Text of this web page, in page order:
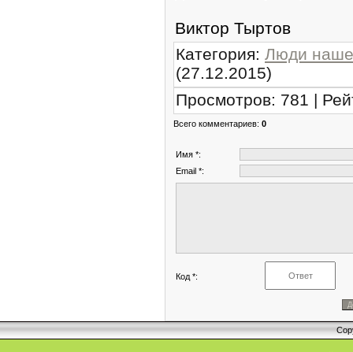
Виктор Тыртов
Категория: Люди
(27.12.2015)
Просмотров: 781 |
Всего комментариев: 0
Имя *:
Email *:
Код *: